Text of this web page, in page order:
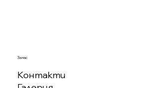
За нас
Контакти